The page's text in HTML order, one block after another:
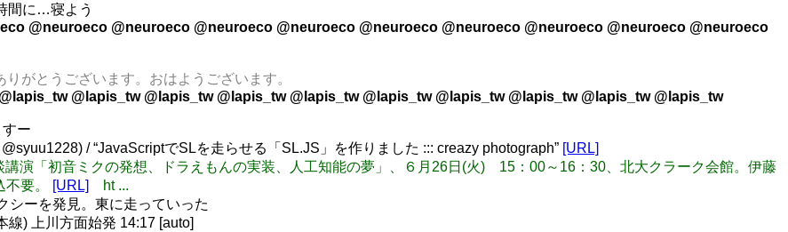
間に…寝よう
@neuroeco @neuroeco @neuroeco @neuroeco @neuroeco @neuroeco @neuroeco @neuroeco @neuroeco
がとうございます。おはようございます。
@lapis_tw @lapis_tw @lapis_tw @lapis_tw @lapis_tw @lapis_tw @lapis_tw @lapis_tw @lapis_tw
ー
/ “JavaScriptでSLを走らせる「SL.JS」を作りました ::: creazy photograph” [URL]
講演「初音ミクの発想、ドラえもんの実装、人工知能の夢」、６月26日(火) 15：00～16：30、北大クラーク会館。伊藤
要。
[URL] ht ...
シーを発見。東に走っていった
線) 上川方面始発 14:17 [auto]